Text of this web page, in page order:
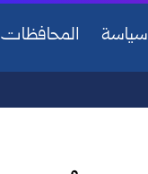
سياسة المحافظات